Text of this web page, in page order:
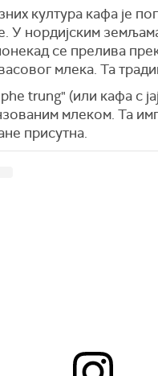
култура кафа је
У нордијским
се прелива
млека. Та
trung" (или кафа с
млеком. Та
присутна.